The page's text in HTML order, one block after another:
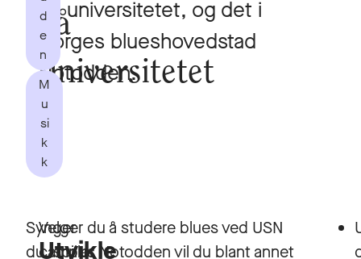
d
e
n
M
u
si
k
k
på
universitetet
på universitetet, og det i
Norges blueshovedstad
Notodden.
Synger
du, spiller
Utvikle
Velger du å studere blues ved USN
campus Notodden vil du blant annet